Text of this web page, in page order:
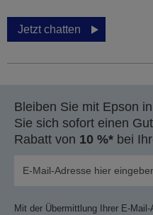
Jetzt chatten
Bleiben Sie mit Epson
Sie sich sofort einen
Rabatt von 10 %* bei
Mit der Übermittlung Ihrer E-